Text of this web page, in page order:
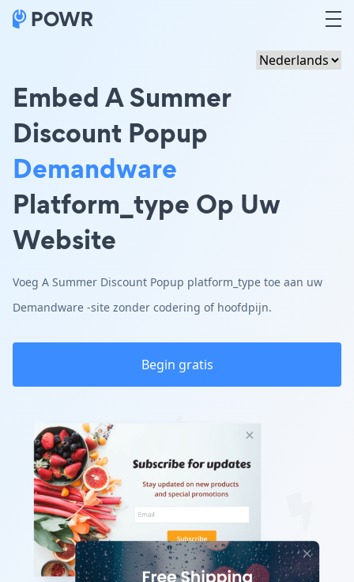
Embed A Summer
Discount Popup
Demandware
Platform_type Op Uw
Website
Voeg A Summer Discount Popup platform_type toe aan uw
Demandware -site zonder codering of hoofdpijn.
Begin gratis